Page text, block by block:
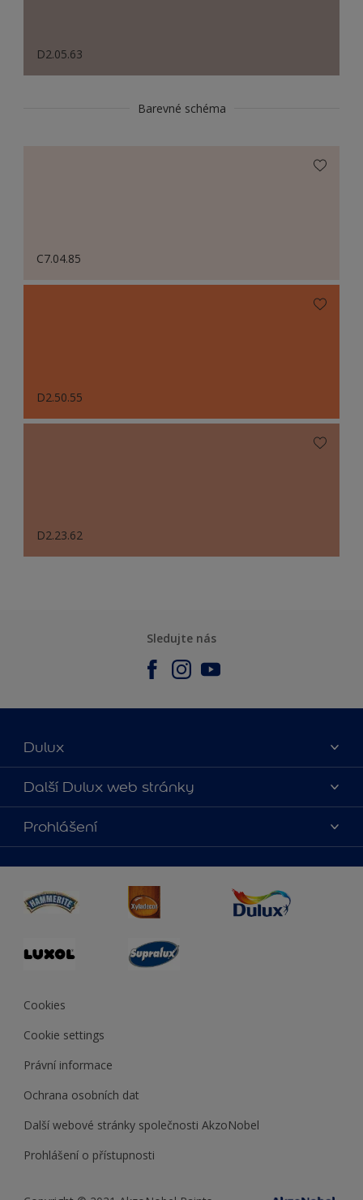
D2.05.63
Barevné schéma
C7.04.85
D2.50.55
D2.23.62
Sledujte nás
Dulux
O nás
Kontaktujte nás
Najít obchod
Další Dulux web stránky
duluxmalir.cz
duluxmaliar.sk
duluxprodejnabarev.cz
duluxpredajnafarieb.sk
Prohlášení
Cookies
Cookie settings
Právní informace
Ochrana osobních dat
Další webové stránky společnosti AkzoNobel
Prohlášení o přístupnosti